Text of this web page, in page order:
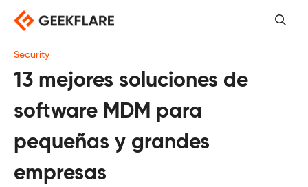
Saltar
contenido
Security
13 mejores soluciones de
software MDM para
pequeñas y grandes
empresas